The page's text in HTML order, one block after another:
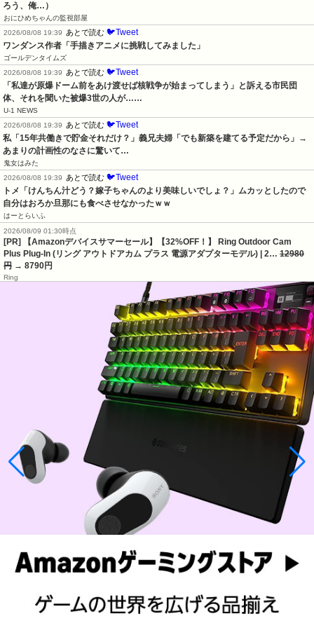
ろう、俺…）
おにひめちゃんの監視部屋
2026/08/08 19:39 あとで読む 🐦Tweet
ワンダンス作者「手描きアニメに挑戦してみました」
ゴールデンタイムズ
2026/08/08 19:39 あとで読む 🐦Tweet
「私達が原爆ドーム前をあけ渡せば核戦争が始まってしまう」と訴える市民団
体、それを聞いた被爆3世の人が……
U-1 NEWS
2026/08/08 19:39 あとで読む 🐦Tweet
私「15年共働きで貯金それだけ？」義兄夫婦「でも新築を建てる予定だから」→
あまりの計画性のなさに驚いて…
鬼女はみた
2026/08/08 19:39 あとで読む 🐦Tweet
トメ「けんちん汁どう？嫁子ちゃんのより美味しいでしょ？」ムカッとしたので
自分はおろか旦那にも食べさせなかったｗｗ
はーとらいふ
2026/08/09 01:30時点
[PR] 【Amazonデバイスサマーセール】【32%OFF！】 Ring Outdoor Cam
Plus Plug-In (リング アウトドアカム プラス 電源アダプターモデル) | 2… 12980
円 → 8790円
Ring